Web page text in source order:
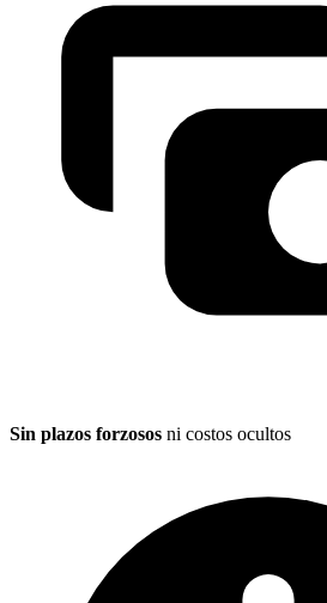
Sin plazos forzosos ni costos ocultos